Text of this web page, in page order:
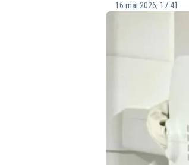
16 mai 2026, 17:41